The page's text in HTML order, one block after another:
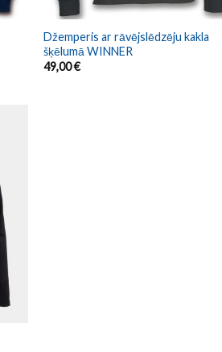
Džemperis ar rāvējslēdzēju kakla
šķēlumā WINNER
49,00€